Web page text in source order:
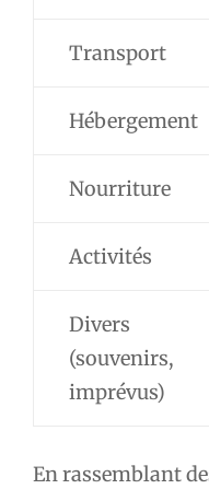
Transport
Hébergement
Nourriture
Activités
Divers
(souvenirs,
imprévus)
En rassemblant